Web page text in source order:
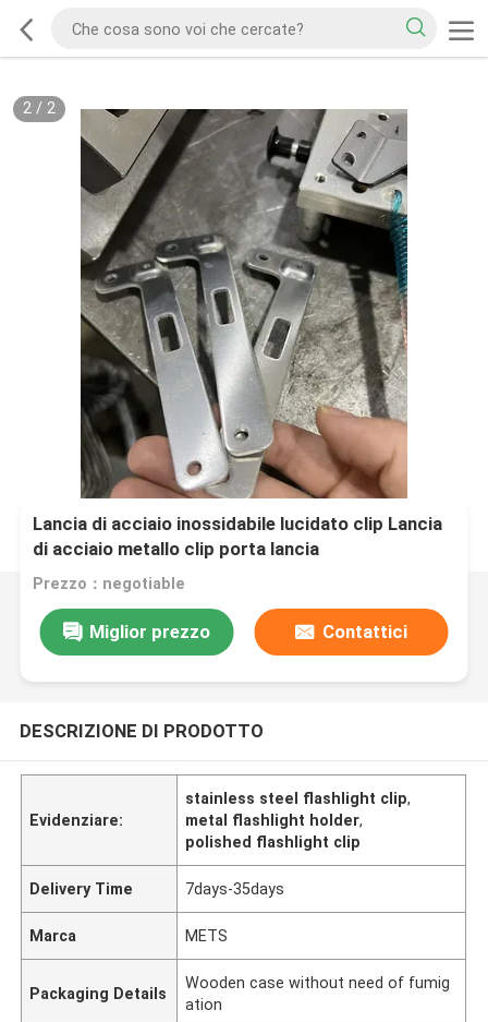
2/ 2
Lancia di acciaio inossidabile lucidato clip Lancia
di acciaio metallo clip porta lancia
Prezzo：negotiable
Miglior prezzo Contattici
DESCRIZIONE DI PRODOTTO
Evidenziare:
stainless steel flashlight clip,
metal flashlight holder,
polished flashlight clip
Delivery Time 7days-35days
Marca METS
Packaging Details
Wooden case without need of fumig
ation